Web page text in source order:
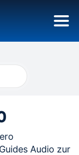
Audio zur